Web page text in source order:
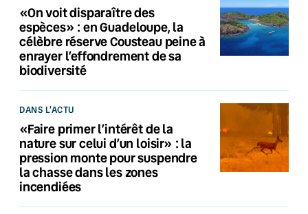
«On voit disparaître des
espèces» : en Guadeloupe, la
célèbre réserve Cousteau peine à
enrayer l’effondrement de sa
biodiversité
DANS L'ACTU
«Faire primer l’intérêt de la
nature sur celui d’un loisir» : la
pression monte pour suspendre
la chasse dans les zones
incendiées